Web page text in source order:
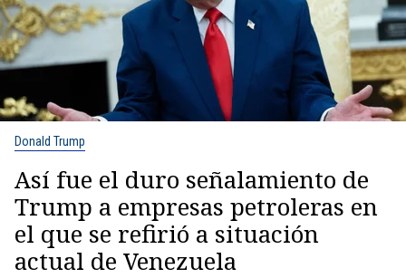
Donald Trump
Así fue el duro señalamiento de
Trump a empresas petroleras en
el que se refirió a situación
actual de Venezuela